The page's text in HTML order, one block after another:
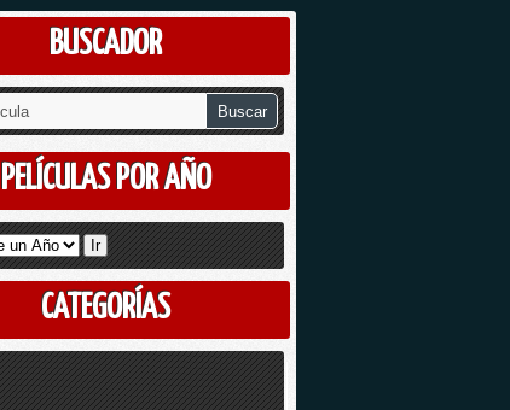
BUSCADOR
PELÍCULAS POR AÑO
CATEGORÍAS